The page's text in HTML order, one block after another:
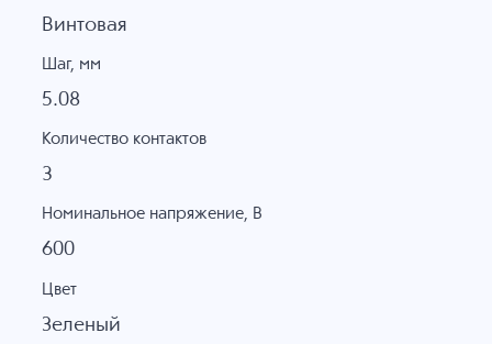
Винтовая
Шаг, мм
5.08
Количество контактов
3
Номинальное напряжение, B
600
Цвет
Зеленый